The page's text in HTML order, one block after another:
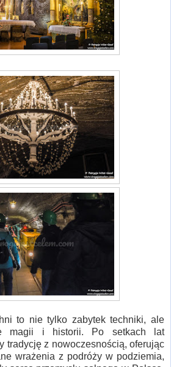
to nie tylko zabytek techniki, ale
magii i historii. Po setkach lat
tradycję z nowoczesnością, oferując
wrażenia z podróży w podziemia,